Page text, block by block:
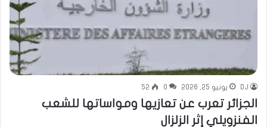
DJ يونيو 25, 2026 0
52
الجزائر تعرب عن تعازيها ومواساتها للشعب
الفنزويلي إثر الزلزال